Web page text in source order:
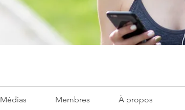
Médias Membres À propos